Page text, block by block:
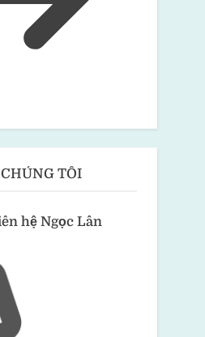
TÔI
hệ Ngọc Lân